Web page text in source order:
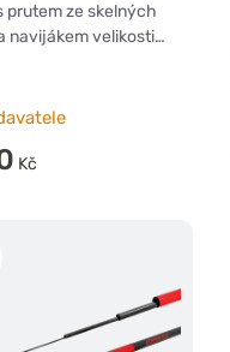
prutem ze skelných
navijákem velikosti…
Kč